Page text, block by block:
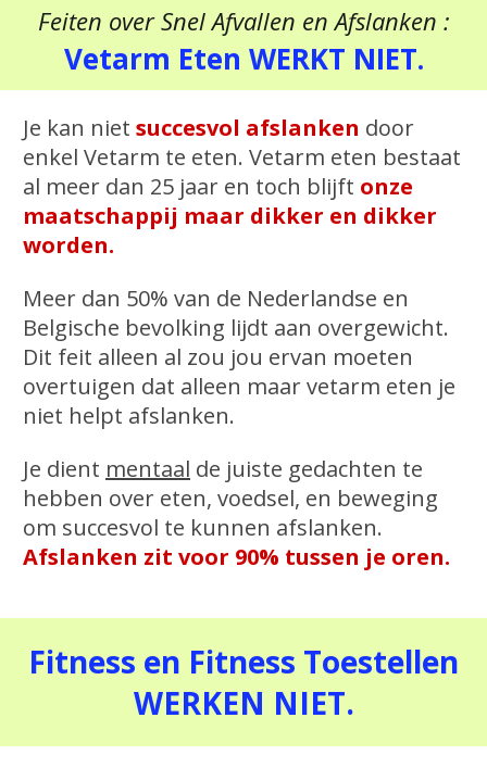
Feiten over Snel Afvallen en Afslanken :
Vetarm Eten WERKT NIET.
Je kan niet succesvol afslanken door
enkel Vetarm te eten. Vetarm eten bestaat
al meer dan 25 jaar en toch blijft onze
maatschappij maar dikker en dikker
worden.
Meer dan 50% van de Nederlandse en
Belgische bevolking lijdt aan overgewicht.
Dit feit alleen al zou jou ervan moeten
overtuigen dat alleen maar vetarm eten je
niet helpt afslanken.
Je dient mentaal de juiste gedachten te
hebben over eten, voedsel, en beweging
om succesvol te kunnen afslanken.
Afslanken zit voor 90% tussen je oren.
Fitness en Fitness Toestellen
WERKEN NIET.